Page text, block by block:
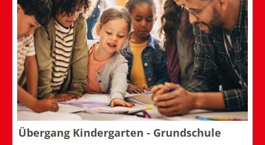
Übergang Kindergarten - Grundschule